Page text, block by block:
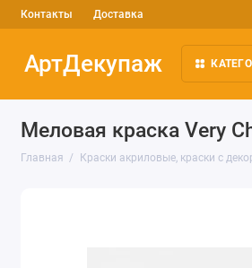
Контакты Доставка
АртДекупаж
Меловая краска Very
Главная Краски акриловые, краски с